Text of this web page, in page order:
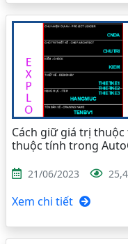
Cách giữ giá trị
thuộc tính trong
21/06/2023
Xem chi tiết